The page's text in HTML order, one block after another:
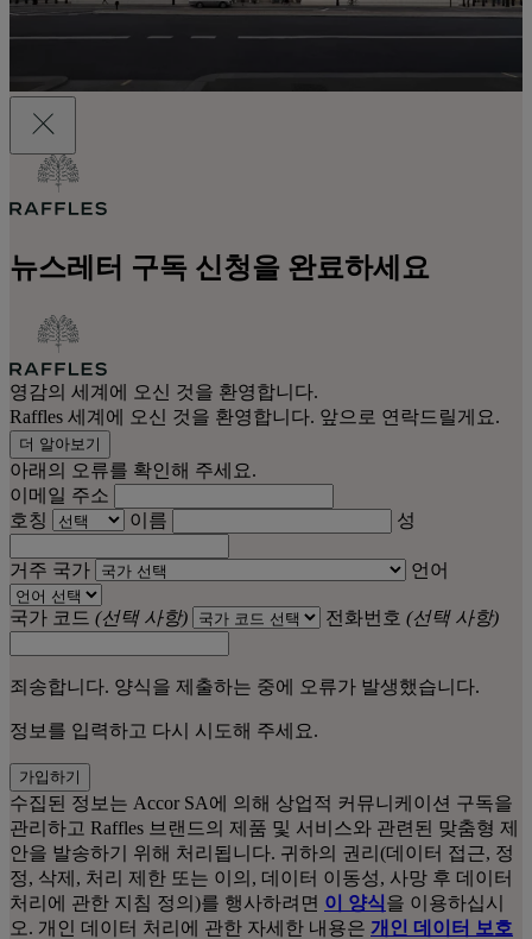
뉴스레터 구독 신청을 완료하세요
영감의 세계에 오신 것을 환영합니다.
Raffles 세계에 오신 것을 환영합니다. 앞으로 연락드릴게요.
더 알아보기
아래의 오류를 확인해 주세요.
이메일 주소
호칭
이름 성
거주 국가 언어
국가 코드 (선택 사항) 전화번호 (선택 사항)
죄송합니다. 양식을 제출하는 중에 오류가 발생했습니다.
정보를 입력하고 다시 시도해 주세요.
가입하기
수집된 정보는 Accor SA에 의해 상업적 커뮤니케이션 구독을
관리하고 Raffles 브랜드의 제품 및 서비스와 관련된 맞춤형 제
안을 발송하기 위해 처리됩니다. 귀하의 권리(데이터 접근, 정
정, 삭제, 처리 제한 또는 이의, 데이터 이동성, 사망 후 데이터
처리에 관한 지침 정의)를 행사하려면 이 양식을 이용하십시
오. 개인 데이터 처리에 관한 자세한 내용은 개인 데이터 보호